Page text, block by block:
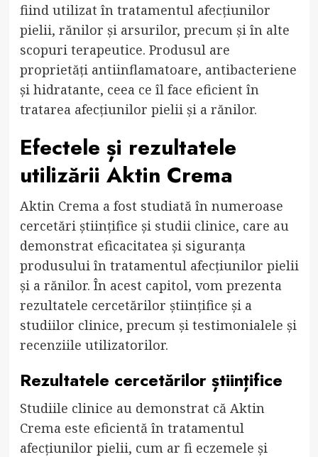
fiind utilizat în tratamentul afecțiunilor
pielii, rănilor și arsurilor, precum și în alte
scopuri terapeutice. Produsul are
proprietăți antiinflamatoare, antibacteriene
și hidratante, ceea ce îl face eficient în
tratarea afecțiunilor pielii și a rănilor.
Efectele și rezultatele
utilizării Aktin Crema
Aktin Crema a fost studiată în numeroase
cercetări științifice și studii clinice, care au
demonstrat eficacitatea și siguranța
produsului în tratamentul afecțiunilor pielii
și a rănilor. În acest capitol, vom prezenta
rezultatele cercetărilor științifice și a
studiilor clinice, precum și testimonialele și
recenziile utilizatorilor.
Rezultatele cercetărilor științifice
Studiile clinice au demonstrat că Aktin
Crema este eficientă în tratamentul
afecțiunilor pielii, cum ar fi eczemele și